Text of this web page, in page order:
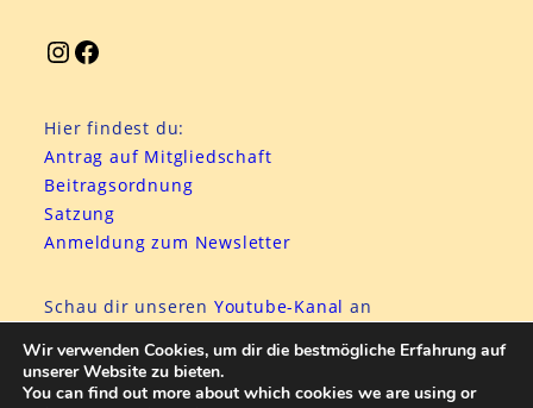
Hier findest du:
Antrag auf Mitgliedschaft
Beitragsordnung
Satzung
Anmeldung zum Newsletter
Schau dir unseren Youtube-Kanal an
Wir verwenden Cookies, um dir die bestmögliche Erfahrung auf
unserer Website zu bieten.
You can find out more about which cookies we are using or